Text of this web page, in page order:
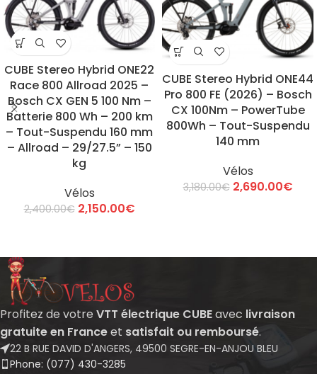
CUBE Stereo Hybrid ONE22
Race 800 Allroad 2025 –
Bosch CX GEN 5 100 Nm –
Batterie 800 Wh – 200 km
– Tout-Suspendu 160 mm
– Allroad – 29/27.5” – 150
kg
Vélos
2,400.00€ 2,150.00€
CUBE Stereo Hybrid ONE44
Pro 800 FE (2026) – Bosch
CX 100Nm – PowerTube
800Wh – Tout-Suspendu
140 mm
Vélos
3,180.00€ 2,690.00€
Profitez de votre VTT électrique CUBEavec livraison
gratuite en Franceet satisfait ou remboursé.
22 B RUE DAVID D'ANGERS, 49500 SEGRE-EN-ANJOU BLEU
Phone: (077) 430-3285